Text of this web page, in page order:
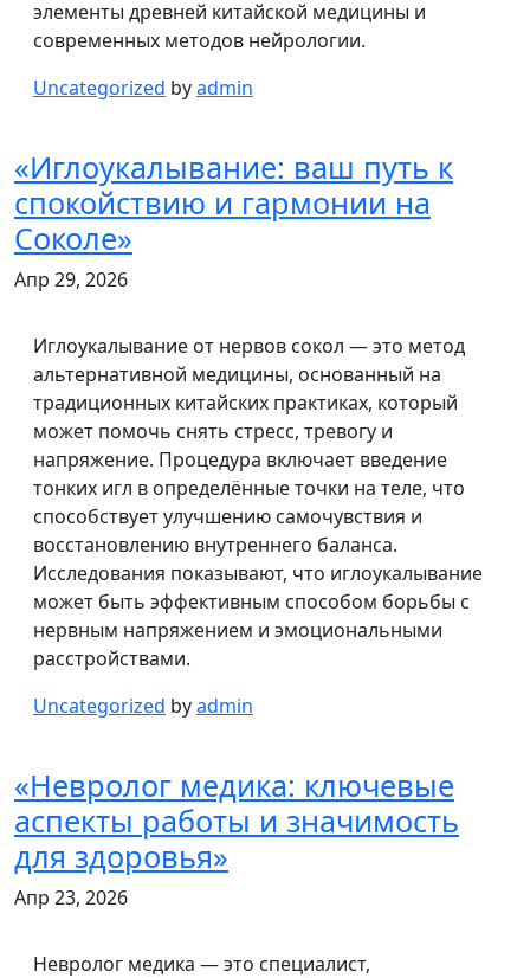
элементы древней китайской медицины и
современных методов нейрологии.
Uncategorized byadmin
«Иглоукалывание: ваш путь к
спокойствию и гармонии на
Соколе»
Апр 29, 2026
Иглоукалывание от нервов сокол — это метод
альтернативной медицины, основанный на
традиционных китайских практиках, который
может помочь снять стресс, тревогу и
напряжение. Процедура включает введение
тонких игл в определённые точки на теле, что
способствует улучшению самочувствия и
восстановлению внутреннего баланса.
Исследования показывают, что иглоукалывание
может быть эффективным способом борьбы с
нервным напряжением и эмоциональными
расстройствами.
Uncategorized byadmin
«Невролог медика: ключевые
аспекты работы и значимость
для здоровья»
Апр 23, 2026
Невролог медика — это специалист,